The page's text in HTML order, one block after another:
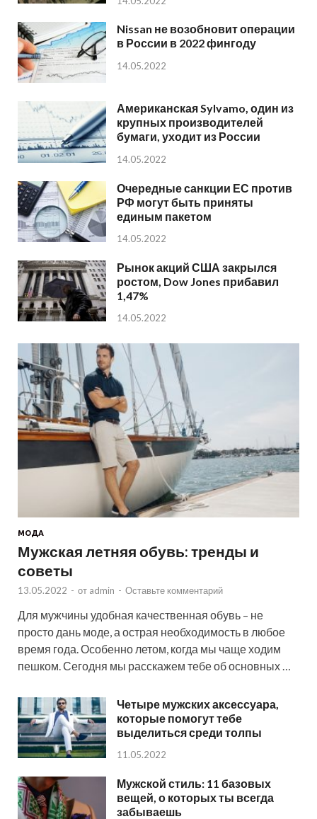
Nissan не возобновит операции
в России в 2022 фингоду
14.05.2022
Американская Sylvamo, один из
крупных производителей
бумаги, уходит из России
14.05.2022
Очередные санкции ЕС против
РФ могут быть приняты
единым пакетом
14.05.2022
Рынок акций США закрылся
ростом, Dow Jones прибавил
1,47%
14.05.2022
МОДА
Мужская летняя обувь: тренды и
советы
13.05.2022 - от admin - Оставьте комментарий
Для мужчины удобная качественная обувь – не
просто дань моде, а острая необходимость в любое
время года. Особенно летом, когда мы чаще ходим
пешком. Сегодня мы расскажем тебе об основных …
Четыре мужских аксессуара,
которые помогут тебе
выделиться среди толпы
11.05.2022
Мужской стиль: 11 базовых
вещей, о которых ты всегда
забываешь